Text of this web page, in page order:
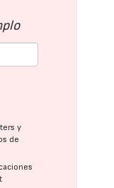
y
de